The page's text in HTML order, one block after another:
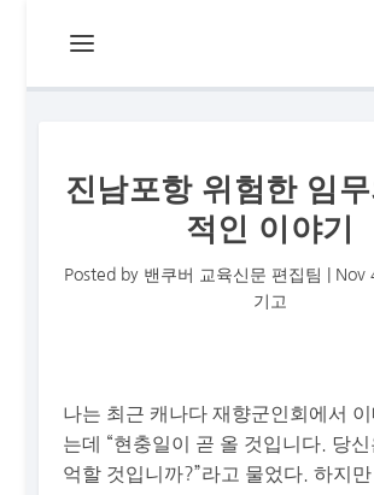
진남포항 위험한 임
적인 이야기
Posted by 밴쿠버 교육신문 편집팀 Nov
기고
나는 최근 캐나다 재향군인회에서
는데 “현충일이 곧 올 것입니다. 당신
억할 것입니까?”라고 물었다. 하지